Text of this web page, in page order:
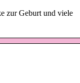
zur Geburt und viele